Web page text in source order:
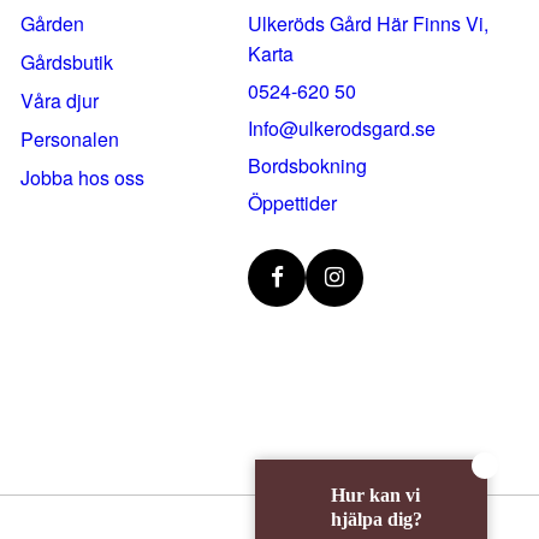
Gården
Gårdsbutik
Våra djur
Personalen
Jobba hos oss
Ulkeröds Gård Här Finns Vi,
Karta
0524-620 50
info@ulkerodsgard.se
Bordsbokning
Öppettider
Hur kan vi
hjälpa dig?